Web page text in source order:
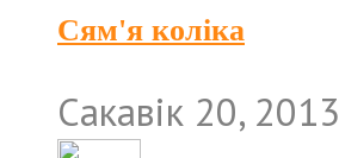
Сям'я коліка
Сакавік 20, 2013